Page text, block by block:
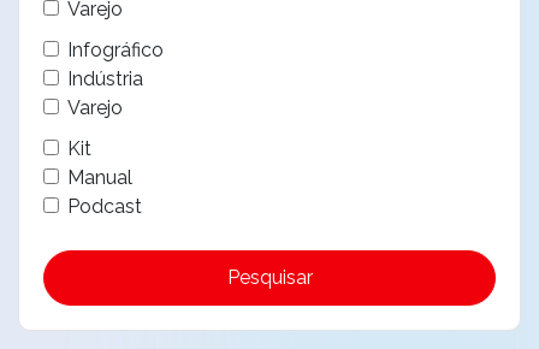
Varejo
Infográfico
Indústria
Varejo
Kit
Manual
Podcast
Pesquisar